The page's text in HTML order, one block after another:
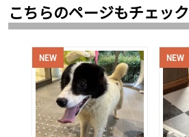
こちらのページもチェック
NEW NEW